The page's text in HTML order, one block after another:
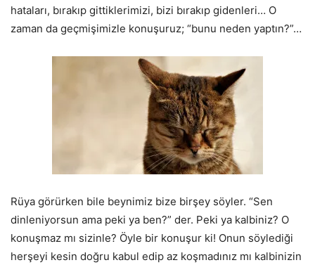
hataları, bırakıp gittiklerimizi, bizi bırakıp gidenleri… O
zaman da geçmişimizle konuşuruz; “bunu neden yaptın?”…
Rüya görürken bile beynimiz bize birşey söyler. “Sen
dinleniyorsun ama peki ya ben?” der. Peki ya kalbiniz? O
konuşmaz mı sizinle? Öyle bir konuşur ki! Onun söylediği
herşeyi kesin doğru kabul edip az koşmadınız mı kalbinizin